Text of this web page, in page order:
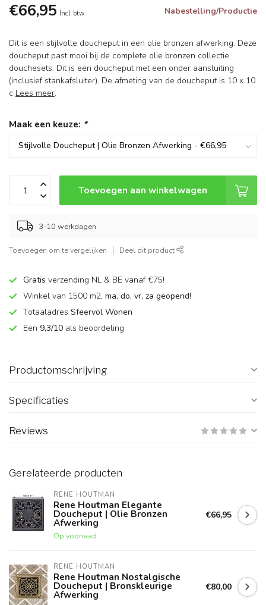
€66,95 Incl. btw Nabestelling/Productie
Dit is een stijlvolle doucheput in een olie bronzen afwerking. Deze
doucheput past mooi bij de complete olie bronzen collectie
douchesets. Dit is een doucheput met een onder aansluiting
(inclusief stankafsluiter). De afmeting van de doucheput is 10 x 10
c Lees meer.
Maak een keuze: *
Toevoegen aan winkelwagen
3-10 werkdagen
Toevoegen om te vergelijken Deel dit product
Gratis verzending NL & BE vanaf €75!
Winkel van 1500 m2, ma, do, vr, za geopend!
Totaaladres Sfeervol Wonen
Een 9,3/10 als beoordeling
Productomschrijving
Specificaties
Reviews
Gerelateerde producten
RENE HOUTMAN
Rene Houtman Elegante
Doucheput | Olie Bronzen
Afwerking
Op voorraad
€66,95
RENE HOUTMAN
Rene Houtman Nostalgische
Doucheput | Bronskleurige
Afwerking
€80,00